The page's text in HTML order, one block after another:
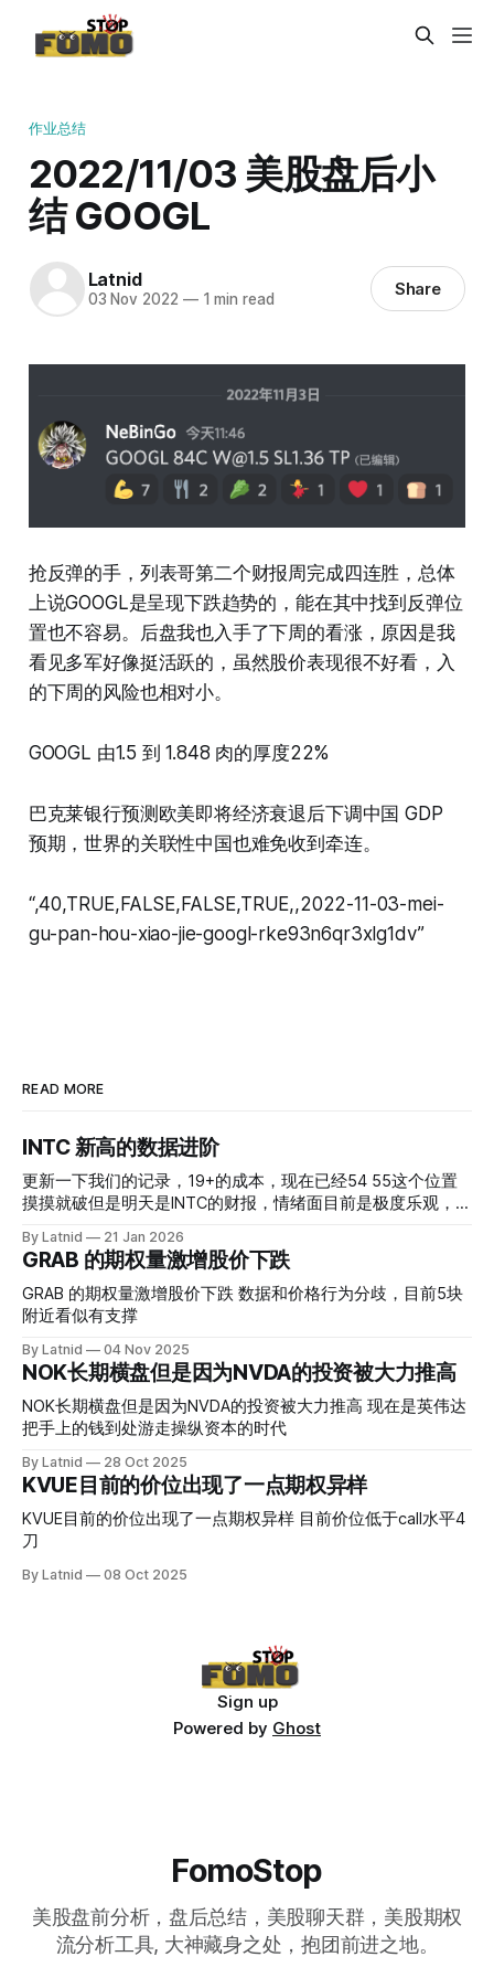
作业总结
2022/11/03 美股盘后小
结 GOOGL
Latnid
03 Nov 2022 —1 min read Share
抢反弹的手，列表哥第二个财报周完成四连胜，总体
上说GOOGL是呈现下跌趋势的，能在其中找到反弹位
置也不容易。后盘我也入手了下周的看涨，原因是我
看见多军好像挺活跃的，虽然股价表现很不好看，入
的下周的风险也相对小。
GOOGL 由1.5 到 1.848 肉的厚度22%
巴克莱银行预测欧美即将经济衰退后下调中国 GDP
预期，世界的关联性中国也难免收到牵连。
“,40,TRUE,FALSE,FALSE,TRUE,,2022-11-03-mei-
gu-pan-hou-xiao-jie-googl-rke93n6qr3xlg1dv”
READ MORE
INTC 新高的数据进阶
更新一下我们的记录，19+的成本，现在已经54 55这个位置
摸摸就破但是明天是INTC的财报，情绪面目前是极度乐观，反
是突破前的支撑CC感觉可以做，放远些, 因为18A的经验还未
真正得到普遍大众的关注，当然财报可以继续出新消息顶一下
压力位置。 数据在70驻扎 整体呈现 47 – 60 短期位置
By Latnid 21 Jan 2026
GRAB 的期权量激增股价下跌
GRAB 的期权量激增股价下跌 数据和价格行为分歧，目前5块
附近看似有支撑
By Latnid 04 Nov 2025
NOK长期横盘但是因为NVDA的投资被大力推高
NOK长期横盘但是因为NVDA的投资被大力推高 现在是英伟达
把手上的钱到处游走操纵资本的时代
By Latnid 28 Oct 2025
KVUE目前的价位出现了一点期权异样
KVUE目前的价位出现了一点期权异样 目前价位低于call水平4
刀
By Latnid 08 Oct 2025
Sign up
Powered by Ghost
FomoStop
美股盘前分析，盘后总结，美股聊天群，美股期权
流分析工具, 大神藏身之处，抱团前进之地。